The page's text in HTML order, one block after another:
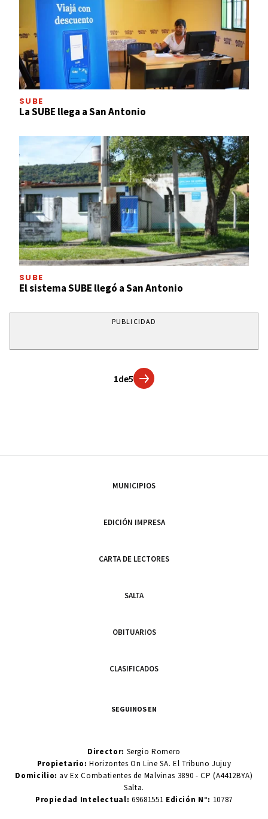
SUBE
La SUBE llega a San Antonio
SUBE
El sistema SUBE llegó a San Antonio
PUBLICIDAD
1de5
MUNICIPIOS
EDICIÓN IMPRESA
CARTA DE LECTORES
SALTA
OBITUARIOS
CLASIFICADOS
SEGUINOS EN
Director: Sergio Romero
Propietario:Horizontes On Line SA. El Tribuno Jujuy
Domicilio: av Ex Combatientes de Malvinas 3890 - CP (A4412BYA)
Salta.
Propiedad Intelectual: 69681551 Edición N°: 10787